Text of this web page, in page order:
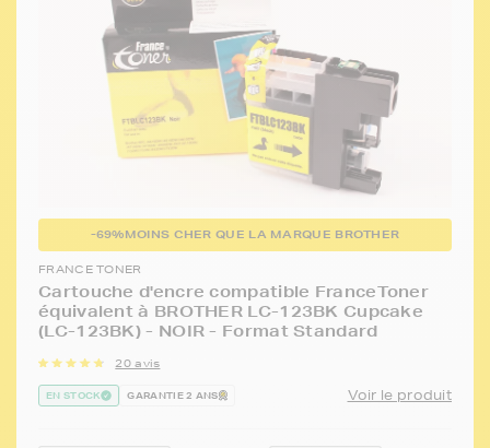
-69%MOINS CHER QUE LA MARQUE BROTHER
FRANCE TONER
Cartouche d'encre compatible FranceToner
équivalent à BROTHER LC-123BK Cupcake
(LC-123BK) - NOIR - Format Standard
20 avis
EN STOCK GARANTIE 2 ANS Voir le produit